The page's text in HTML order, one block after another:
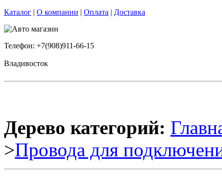
Каталог | О компании | Оплата | Доставка
Телефон: +7(908)911-66-15
Владивосток
Дерево категорий:
>Провода для